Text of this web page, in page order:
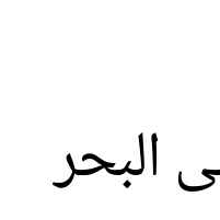
البحر